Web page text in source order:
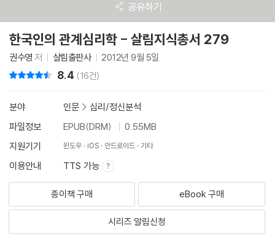
공유하기
한국인의 관계심리학 - 살림지식총서 279
권수영 저 살림출판사 2012년 9월 5일
8.4 (16건)
분야 인문 > 심리/정신분석
파일정보
EPUB(DRM)
0.55MB
지원기기
윈도우 iOS 안드로이드 기타
이용안내 TTS 가능
종이책 구매 eBook 구매
시리즈 알림신청